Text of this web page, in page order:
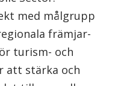
med målgrupp
främjar-
turism- och
att stärka och